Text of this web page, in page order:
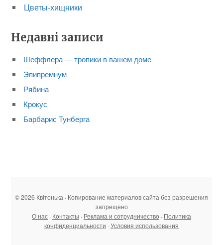
Цветы-хищники
Недавні записи
Шеффлера — тропики в вашем доме
Эпипремнум
Рябина
Крокус
Барбарис Тунберга
© 2026 Квітонька · Копирование материалов сайта без разрешения
запрещено
О нас · Контакты · Реклама и сотрудничество · Политика
конфиденциальности ·Условия использования